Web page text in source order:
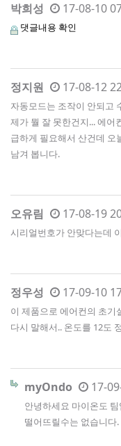
박희성 17-08-10
댓글내용 확인
정지원 17-08-12
자동모드는 조작이 안되고
제가 뭘 잘 못한건지... 에어
급하게 필요해서 산건데 오
남겨 봅니다.
오유림 17-08-19
시리얼번호가 안맞다는데
정우성 17-09-10
이 제품으로 에어컨의 초기
다시 말해서.. 온도를 12도
myOndo 17-
안녕하세요 마이온도
떨어뜨릴수는 없습니다